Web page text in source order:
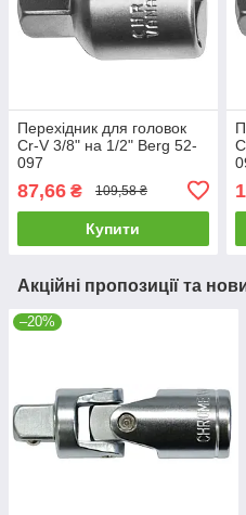
Перехідник для головок
Cr-V 3/8" на 1/2" Berg 52-
097
87,66 ₴ 109,58 ₴
Купити
Акційні пропозиції та
–20%